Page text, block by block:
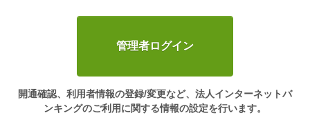
くましんFAN管理者ログイン
開通確認、利用者情報の登録/変更など、法人インターネットバ
ンキングのご利用に関する情報の設定を行います。